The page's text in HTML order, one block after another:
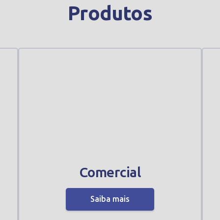
- ENGENHARIA -Produtos
Comercial
Saiba mais